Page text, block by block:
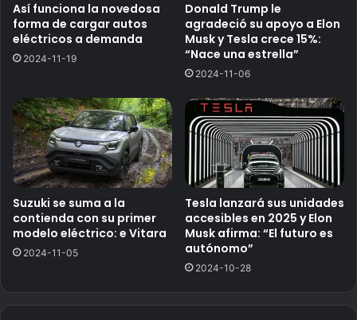
Así funciona la novedosa
forma de cargar autos
eléctricos a demanda
2024-11-19
Donald Trump le
agradeció su apoyo a Elon
Musk y Tesla crece 15%:
“Nace una estrella”
2024-11-06
Suzuki se suma a la
contienda con su primer
modelo eléctrico: e Vitara
2024-11-05
Tesla lanzará sus unidades
accesibles en 2025 y Elon
Musk afirma: “El futuro es
autónomo”
2024-10-28